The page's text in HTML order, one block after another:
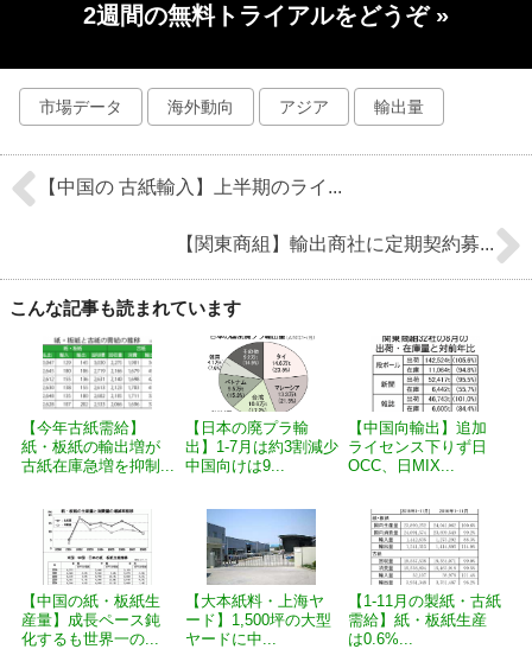
2週間の無料トライアルをどうぞ »
市場データ 海外動向 アジア 輸出量
【中国の 古紙輸入】上半期のライ...
【関東商組】輸出商社に定期契約募...
こんな記事も読まれています
【今年古紙需給】
紙・板紙の輸出増が
古紙在庫急増を抑制...
【日本の廃プラ輸
出】1-7月は約3割減少
中国向けは9...
【中国向輸出】追加
ライセンス下りず日
OCC、日MIX...
【中国の紙・板紙生
産量】成長ペース鈍
化するも世界一の...
【大本紙料・上海ヤ
ード】1,500坪の大型
ヤードに中...
【1-11月の製紙・古紙
需給】紙・板紙生産
は0.6%...